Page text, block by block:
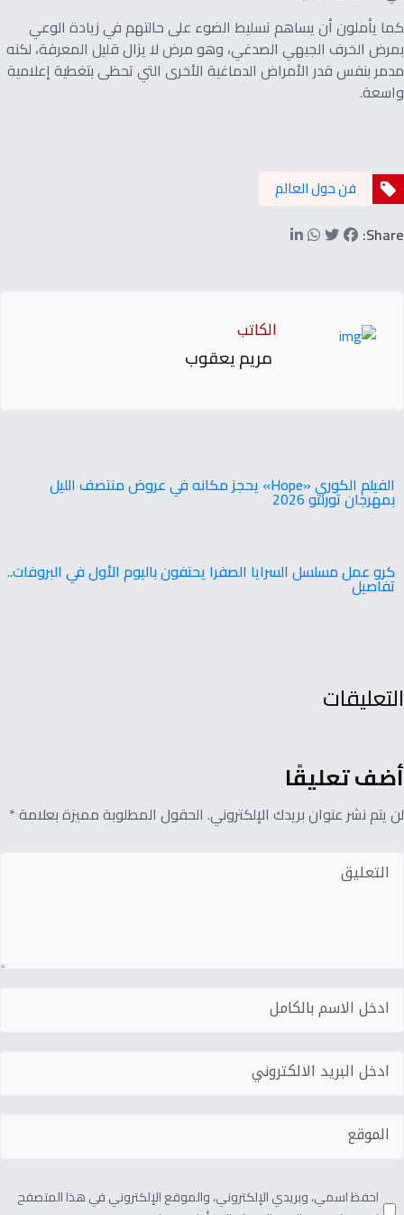
كما يأملون أن يساهم تسليط الضوء على حالتهم في زيادة الوعي
بمرض الخرف الجبهي الصدغي، وهو مرض لا يزال قليل المعرفة، لكنه
مدمر بنفس قدر الأمراض الدماغية الأخرى التي تحظى بتغطية إعلامية
واسعة.
فن حول العالم
Share:
الكاتب
مريم يعقوب
‬بمهرجان‭ ‬تورنتو ‭ ‬2026
كرو عمل مسلسل السرايا الصفرا يحتفون باليوم الأول في البروفات..
تفاصيل
التعليقات
أضف تعليقًا
لن يتم نشر عنوان بريدك الإلكتروني. الحقول المطلوبة مميزة بعلامة *
احفظ اسمي، وبريدي الإلكتروني، والموقع الإلكتروني في هذا المتصفح